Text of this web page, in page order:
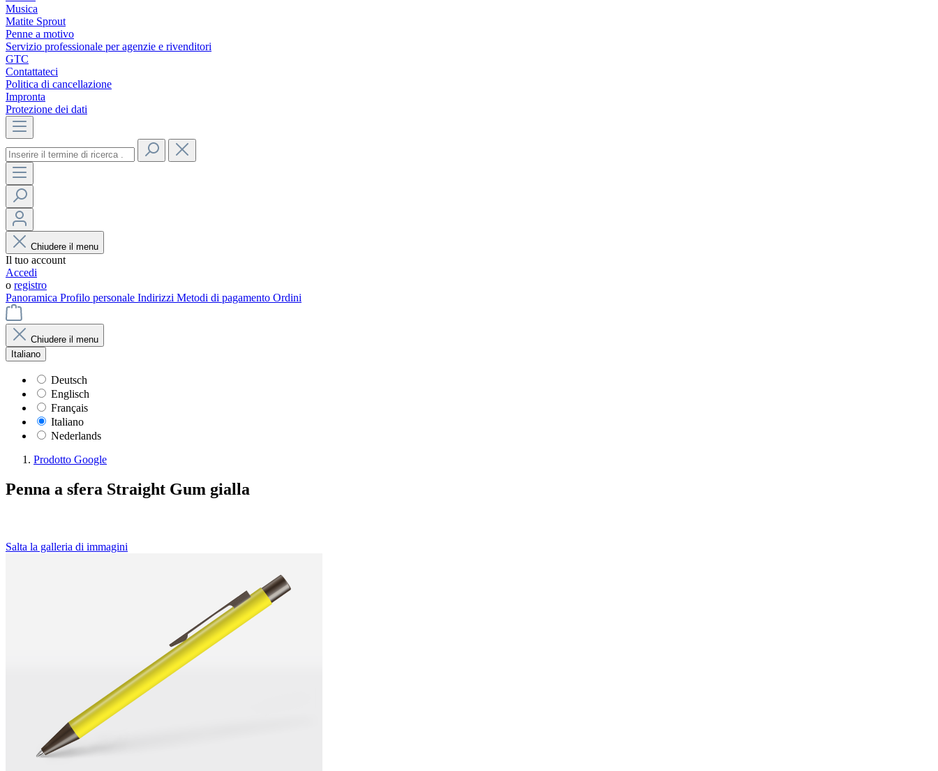
Musica
Matite Sprout
Penne a motivo
Servizio professionale per agenzie e rivenditori
GTC
Contattateci
Politica di cancellazione
Impronta
Protezione dei dati
Chiudere il menu
Il tuo account
Accedi
o registro
Panoramica Profilo personale Indirizzi Metodi di pagamento Ordini
Chiudere il menu
Italiano
Deutsch
Englisch
Français
Italiano
Nederlands
Prodotto Google
Penna a sfera Straight Gum gialla
Salta la galleria di immagini